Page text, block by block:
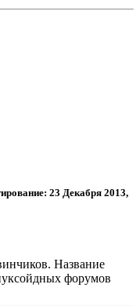
: 23 Декабря 2013,
Название
форумов